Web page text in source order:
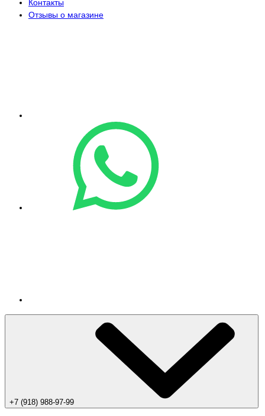
Контакты
Отзывы о магазине
+7 (918) 988-97-99